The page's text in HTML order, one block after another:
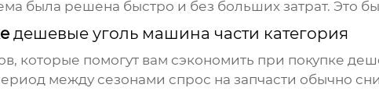
была решена быстро и без больших затрат. Это
дешевые уголь машина части категория
которые помогут вам сэкономить при покупке
между сезонами спрос на запчасти обычно